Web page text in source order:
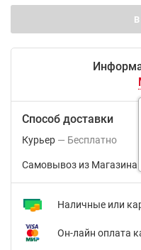
Способ доставки
Курьер Бесплатно
Самовывоз из Магазина
Наличные или
Он-лайн оплата